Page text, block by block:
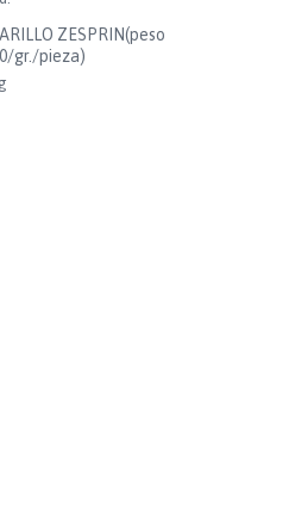
ZESPRIN(peso
gr./pieza)